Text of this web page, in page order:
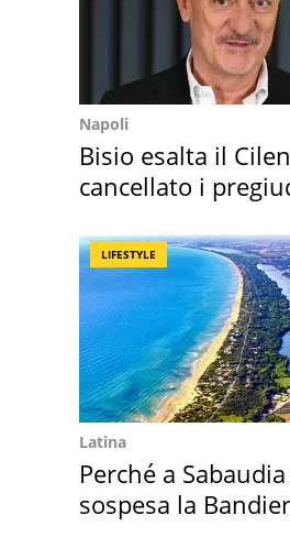
Napoli
Bisio esalta il
cancellato i
LIFESTYLE
Latina
Perché a
sospesa la